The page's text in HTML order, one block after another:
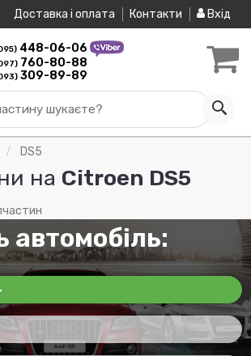
Доставка і оплата Контакти Вхід
448-06-06
760-80-88
309-89-89
шукаєте?
DS5
на Citroen DS5
автомобіль: